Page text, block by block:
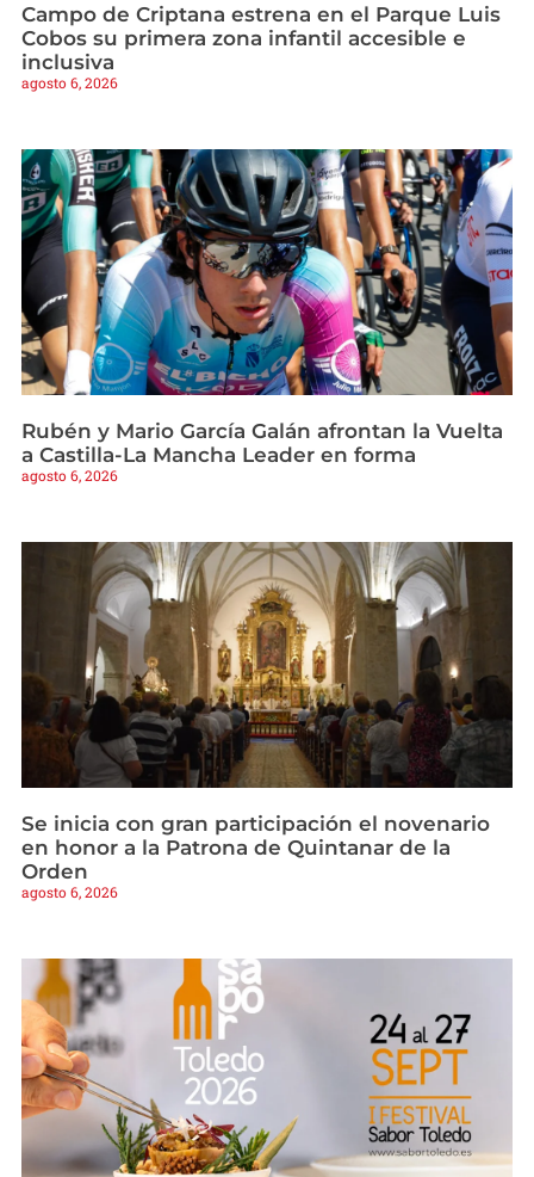
Campo de Criptana estrena en el Parque Luis
Cobos su primera zona infantil accesible e
inclusiva
agosto 6, 2026
Rubén y Mario García Galán afrontan la Vuelta
a Castilla-La Mancha Leader en forma
agosto 6, 2026
Se inicia con gran participación el novenario
en honor a la Patrona de Quintanar de la
Orden
agosto 6, 2026